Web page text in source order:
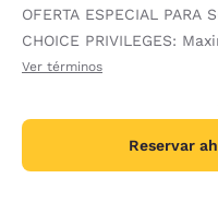
OFERTA ESPECIAL PARA
CHOICE PRIVILEGES:
recompensas al recibir
Ver términos
Reservar